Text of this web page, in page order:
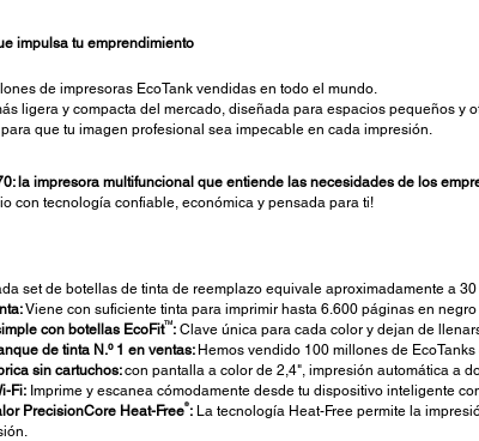
impulsa tu emprendimiento
de impresoras EcoTank vendidas en todo el mundo.
ligera y compacta del mercado, diseñada para espacios pequeños y
que tu imagen profesional sea impecable en cada impresión.
la impresora multifuncional que entiende las necesidades de los
con tecnología confiable, económica y pensada para ti!
set de botellas de tinta de reemplazo equivale aproximadamente a
Viene con suficiente tinta para imprimir hasta 6.600 páginas en
con botellas EcoFitTM:Clave única para cada color y dejan de
de tinta N.º 1 en ventas: Hemos vendido 100 millones de
sin cartuchos:con pantalla a color de 2,4", impresión automática a
Fi:Imprime y escanea cómodamente desde tu dispositivo inteligente
PrecisionCore Heat-Free®:La tecnología Heat-Free permite la